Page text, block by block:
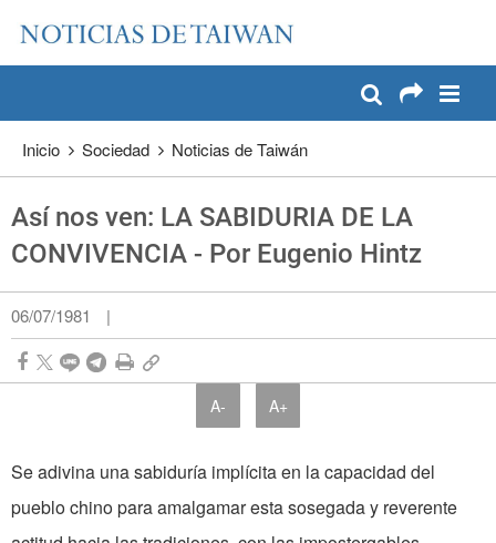
Pase a contenido principal
Inicio Sociedad Noticias de Taiwán
Así nos ven: LA SABIDURIA DE LA
CONVIVENCIA - Por Eugenio Hintz
06/07/1981 |
A- A+
Se adivina una sabiduría implícita en la capacidad del
pueblo chino para amalgamar esta sosegada y reverente